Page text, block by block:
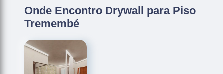
Onde Encontro Drywall para Piso
Tremembé